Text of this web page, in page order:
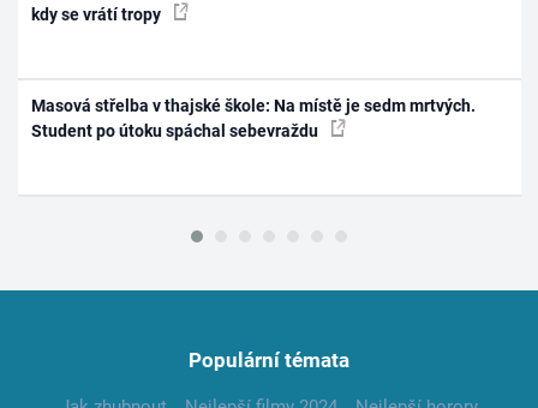
kdy se vrátí tropy
Masová střelba v thajské škole: Na místě je sedm mrtvých.
Student po útoku spáchal sebevraždu
Populární témata